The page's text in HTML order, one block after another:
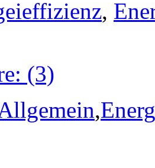
,
(3)
,